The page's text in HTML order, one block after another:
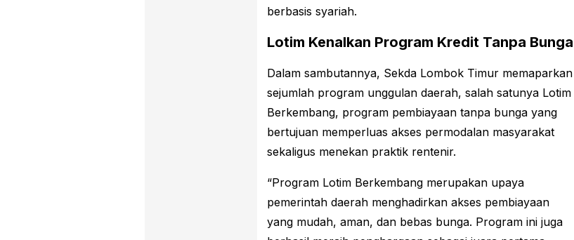
berbasis syariah.
Lotim Kenalkan Program Kredit Tanpa Bunga
Dalam sambutannya, Sekda Lombok Timur memaparkan
sejumlah program unggulan daerah, salah satunya Lotim
Berkembang, program pembiayaan tanpa bunga yang
bertujuan memperluas akses permodalan masyarakat
sekaligus menekan praktik rentenir.
“Program Lotim Berkembang merupakan upaya
pemerintah daerah menghadirkan akses pembiayaan
yang mudah, aman, dan bebas bunga. Program ini juga